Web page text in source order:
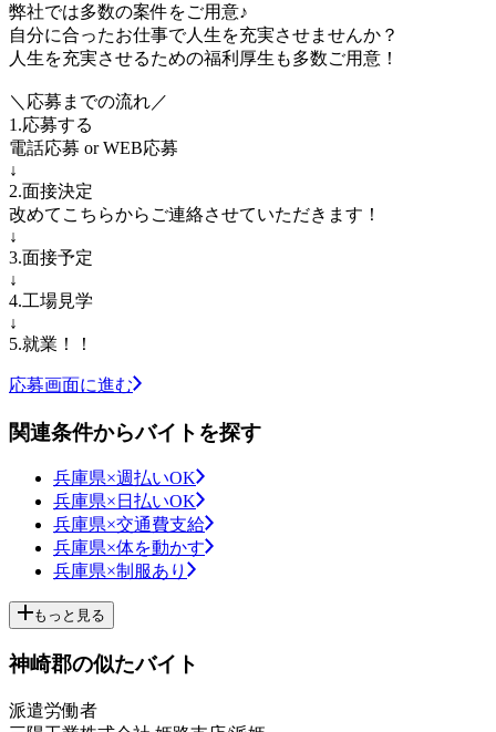
弊社では多数の案件をご用意♪
自分に合ったお仕事で人生を充実させませんか？
人生を充実させるための福利厚生も多数ご用意！
＼応募までの流れ／
1.応募する
電話応募 or WEB応募
↓
2.面接決定
改めてこちらからご連絡させていただきます！
↓
3.面接予定
↓
4.工場見学
↓
5.就業！！
応募画面に進む
関連条件からバイトを探す
兵庫県×週払いOK
兵庫県×日払いOK
兵庫県×交通費支給
兵庫県×体を動かす
兵庫県×制服あり
もっと見る
神崎郡の似たバイト
派遣労働者